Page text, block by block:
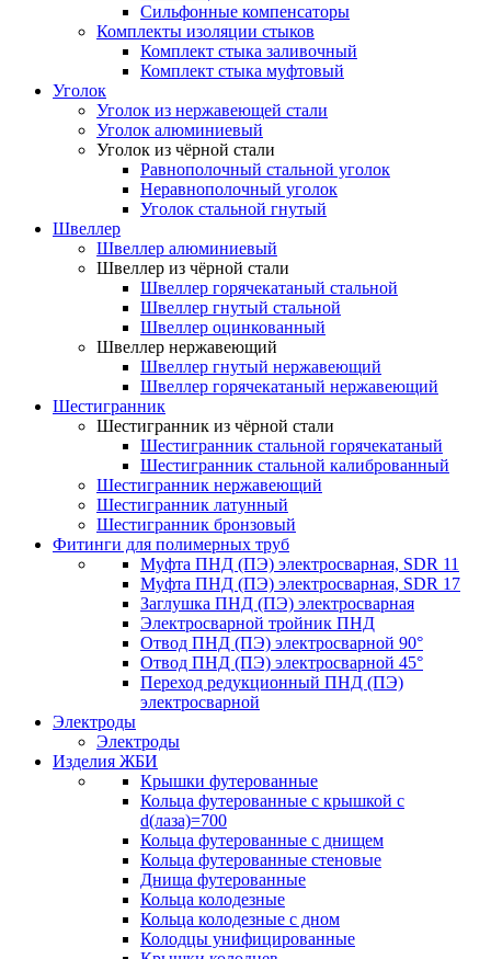
Сильфонные компенсаторы
Комплекты изоляции стыков
Комплект стыка заливочный
Комплект стыка муфтовый
Уголок
Уголок из нержавеющей стали
Уголок алюминиевый
Уголок из чёрной стали
Равнополочный стальной уголок
Неравнополочный уголок
Уголок стальной гнутый
Швеллер
Швеллер алюминиевый
Швеллер из чёрной стали
Швеллер горячекатаный стальной
Швеллер гнутый стальной
Швеллер оцинкованный
Швеллер нержавеющий
Швеллер гнутый нержавеющий
Швеллер горячекатаный нержавеющий
Шестигранник
Шестигранник из чёрной стали
Шестигранник стальной горячекатаный
Шестигранник стальной калиброванный
Шестигранник нержавеющий
Шестигранник латунный
Шестигранник бронзовый
Фитинги для полимерных труб
Муфта ПНД (ПЭ) электросварная, SDR 11
Муфта ПНД (ПЭ) электросварная, SDR 17
Заглушка ПНД (ПЭ) электросварная
Электросварной тройник ПНД
Отвод ПНД (ПЭ) электросварной 90°
Отвод ПНД (ПЭ) электросварной 45°
Переход редукционный ПНД (ПЭ)
электросварной
Электроды
Электроды
Изделия ЖБИ
Крышки футерованные
Кольца футерованные с крышкой с
d(лаза)=700
Кольца футерованные с днищем
Кольца футерованные стеновые
Днища футерованные
Кольца колодезные
Кольца колодезные с дном
Колодцы унифицированные